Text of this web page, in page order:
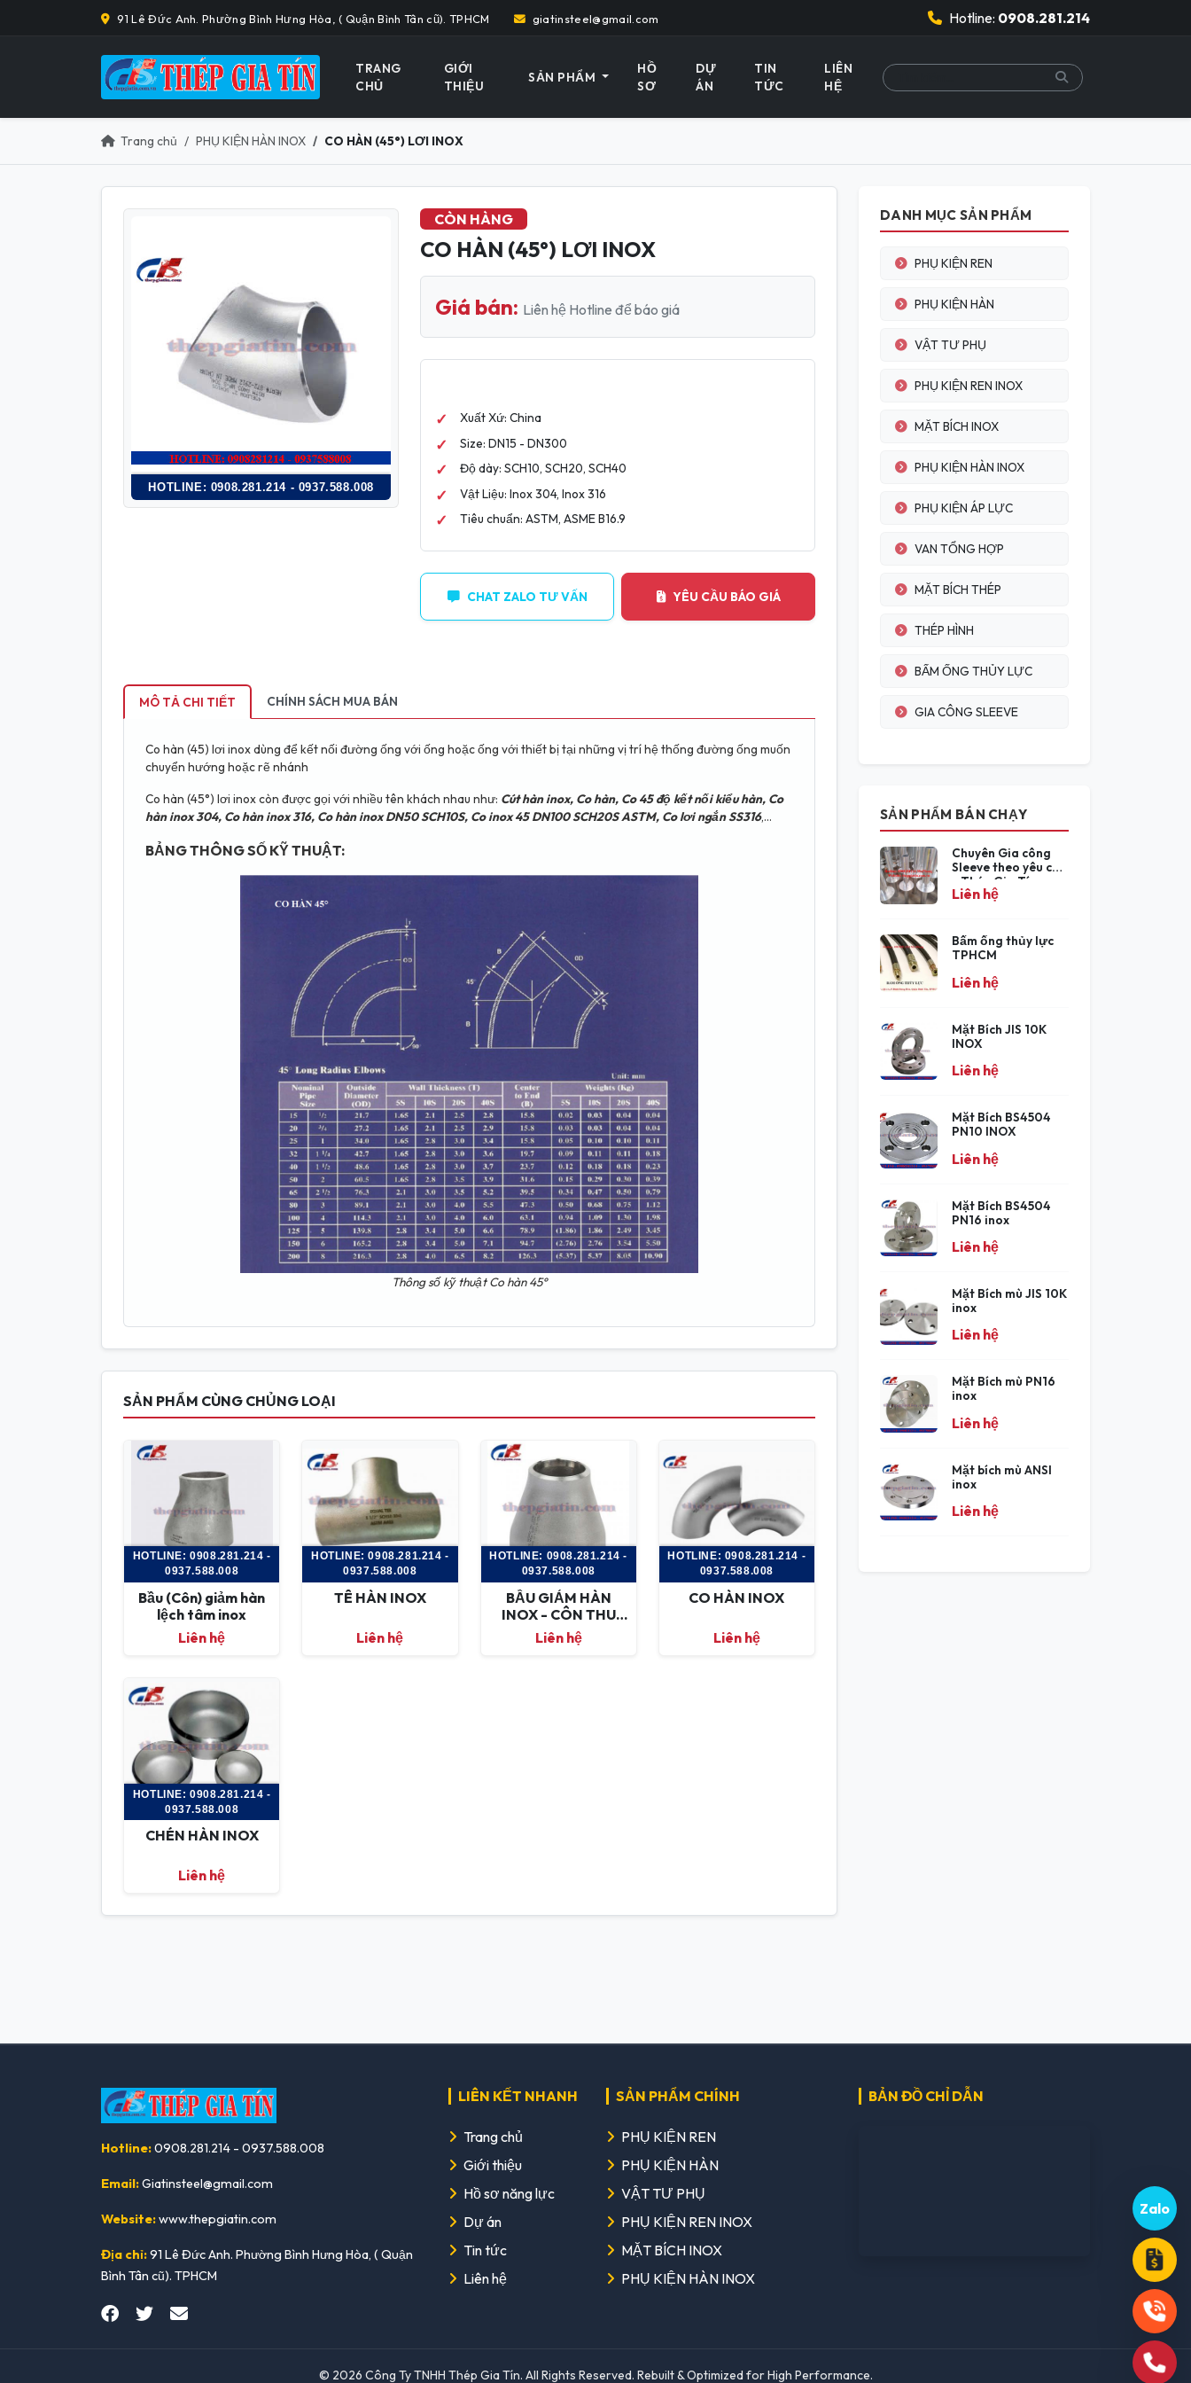
91 Lê Đức Anh. Phường Bình Hưng Hòa, ( Quận Bình Tân cũ). TPHCM giatinsteel@gmail.com Hotline: 0908.281.214
TRANG
CHỦ
GIỚI
THIỆU
SẢN PHẨM
HỒ
SƠ
DỰ
ÁN
TIN
TỨC
LIÊN
HỆ
Trang chủ PHỤ KIỆN HÀN INOX CO HÀN (45°) LƠI INOX
HOTLINE: 0908.281.214 - 0937.588.008
CÒN HÀNG
CO HÀN (45°) LƠI INOX
Giá bán: Liên hệ Hotline để báo giá
Xuất Xứ: China
Size: DN15 - DN300
Độ dày: SCH10, SCH20, SCH40
Vật Liệu: Inox 304, Inox 316
Tiêu chuẩn: ASTM, ASME B16.9
CHAT ZALO TƯ VẤN YÊU CẦU BÁO GIÁ
MÔ TẢ CHI TIẾT CHÍNH SÁCH MUA BÁN
Co hàn (45) lơi inox dùng để kết nối đường ống với ống hoặc ống với thiết bị tại những vị trí hệ thống đường ống muốn
chuyển hướng hoặc rẽ nhánh
Co hàn (45°) lơi inox còn được gọi với nhiều tên khách nhau như: Cút hàn inox, Co hàn, Co 45 độ kết nối kiểu hàn, Co
hàn inox 304, Co hàn inox 316, Co hàn inox DN50 SCH10S, Co inox 45 DN100 SCH20S ASTM, Co lơi ngắn SS316,...
BẢNG THÔNG SỐ KỸ THUẬT:
Thông số kỹ thuật Co hàn 45°
SẢN PHẨM CÙNG CHỦNG LOẠI
HOTLINE: 0908.281.214 -
0937.588.008
Bầu (Côn) giảm hàn
lệch tâm inox
Liên hệ
HOTLINE: 0908.281.214 -
0937.588.008
TÊ HÀN INOX
Liên hệ
HOTLINE: 0908.281.214 -
0937.588.008
BẦU GIẢM HÀN
INOX - CÔN THU
INOX
Liên hệ
HOTLINE: 0908.281.214 -
0937.588.008
CO HÀN INOX
Liên hệ
HOTLINE: 0908.281.214 -
0937.588.008
CHÉN HÀN INOX
Liên hệ
DANH MỤC SẢN PHẨM
PHỤ KIỆN REN
PHỤ KIỆN HÀN
VẬT TƯ PHỤ
PHỤ KIỆN REN INOX
MẶT BÍCH INOX
PHỤ KIỆN HÀN INOX
PHỤ KIỆN ÁP LỰC
VAN TỔNG HỢP
MẶT BÍCH THÉP
THÉP HÌNH
BẤM ỐNG THỦY LỰC
GIA CÔNG SLEEVE
SẢN PHẨM BÁN CHẠY
Chuyên Gia công
Sleeve theo yêu cầu
- Thép Gia Tín
Liên hệ
Bấm ống thủy lực
TPHCM
Liên hệ
Mặt Bích JIS 10K
INOX
Liên hệ
Mặt Bích BS4504
PN10 INOX
Liên hệ
Mặt Bích BS4504
PN16 inox
Liên hệ
Mặt Bích mù JIS 10K
inox
Liên hệ
Mặt Bích mù PN16
inox
Liên hệ
Mặt bích mù ANSI
inox
Liên hệ
Hotline:0908.281.214 - 0937.588.008
Email:Giatinsteel@gmail.com
Website:www.thepgiatin.com
Địa chỉ:91 Lê Đức Anh. Phường Bình Hưng Hòa, ( Quận
Bình Tân cũ). TPHCM
LIÊN KẾT NHANH
Trang chủ
Giới thiệu
Hồ sơ năng lực
Dự án
Tin tức
Liên hệ
SẢN PHẨM CHÍNH
PHỤ KIỆN REN
PHỤ KIỆN HÀN
VẬT TƯ PHỤ
PHỤ KIỆN REN INOX
MẶT BÍCH INOX
PHỤ KIỆN HÀN INOX
BẢN ĐỒ CHỈ DẪN
© 2026 Công Ty TNHH Thép Gia Tín. All Rights Reserved. Rebuilt & Optimized for High Performance.
Zalo